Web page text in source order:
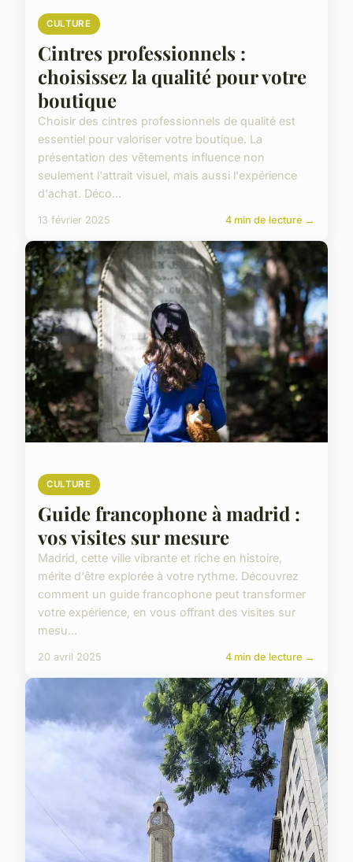
CULTURE
Cintres professionnels :
choisissez la qualité pour votre
boutique
Choisir des cintres professionnels de qualité est
essentiel pour valoriser votre boutique. La
présentation des vêtements influence non
seulement l'attrait visuel, mais aussi l'expérience
d'achat. Déco...
13 février 2025 4 min de lecture →
CULTURE
Guide francophone à madrid :
vos visites sur mesure
Madrid, cette ville vibrante et riche en histoire,
mérite d'être explorée à votre rythme. Découvrez
comment un guide francophone peut transformer
votre expérience, en vous offrant des visites sur
mesu...
20 avril 2025 4 min de lecture →